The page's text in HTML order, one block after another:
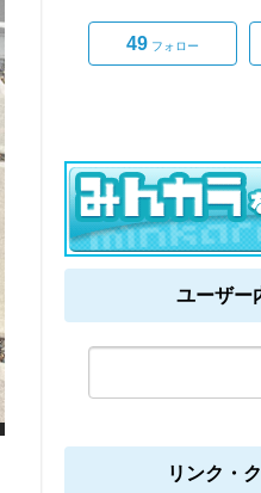
49 フォロー
ユーザー
リンク・